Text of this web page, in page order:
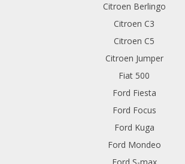
Citroen Berlingo
Citroen C3
Citroen C5
Citroen Jumper
Fiat 500
Ford Fiesta
Ford Focus
Ford Kuga
Ford Mondeo